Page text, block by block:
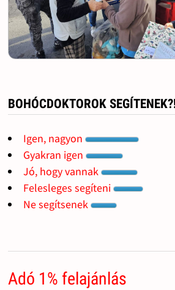
BOHÓCDOKTOROK
Igen, nagyon
Gyakran igen
Jó, hogy vannak
Felesleges segíteni
Ne segítsenek
Adó 1% felajánlás